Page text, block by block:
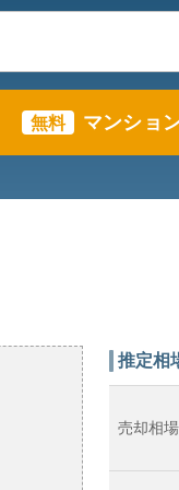
無料 マンショ
推定相
売却相場